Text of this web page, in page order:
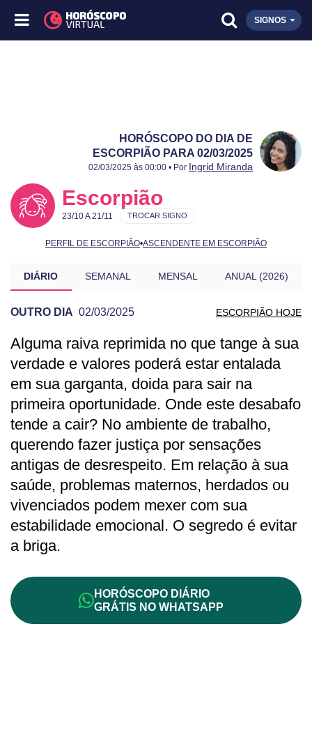
SIGNOS
HORÓSCOPO DO DIA DE
ESCORPIÃO PARA 02/03/2025
Publicado:
02/03/2025
Atualizado:
02/03/2025
02/03/2025 às 00:00 • Por Ingrid Miranda
Escorpião
23/10 A 21/11
PERFIL DE ESCORPIÃO•ASCENDENTE EM ESCORPIÃO
TROCAR SIGNO
DIÁRIO SEMANAL MENSAL ANUAL (2026)
OUTRO DIA 02/03/2025 ESCORPIÃO HOJE
PREVISÃO DE ESCORPIÃO PARA
Alguma raiva reprimida no que tange à sua
verdade e valores poderá estar entalada
em sua garganta, doida para sair na
primeira oportunidade. Onde este desabafo
tende a cair? No ambiente de trabalho,
querendo fazer justiça por sensações
antigas de desrespeito. Em relação à sua
saúde, problemas maternos, herdados ou
vivenciados podem mexer com sua
estabilidade emocional. O segredo é evitar
a briga.
HORÓSCOPO DIÁRIO
GRÁTIS NO WHATSAPP